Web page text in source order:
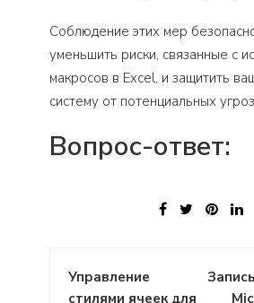
Соблюдение этих мер
уменьшить риски, связанные с
макросов в Excel, и защитить
систему от потенциальных
Вопрос-ответ:
Навигация
по
Управление
стилями ячеек для